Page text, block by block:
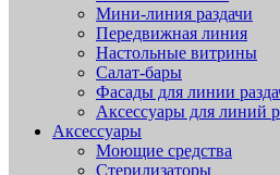
Мини-линия раздачи
Передвижная линия
Настольные витрины
Салат-бары
Фасады для линии
Аксессуары для линий
Аксессуары
Моющие средства
Стерилизаторы